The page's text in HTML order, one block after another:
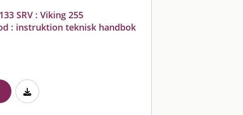
SRV : Viking 255
: instruktion teknisk handbok